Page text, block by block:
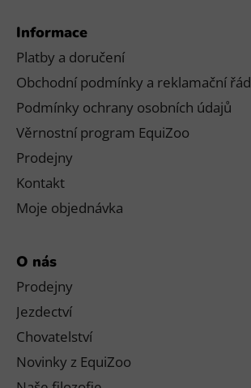
Informace
Platby a doručení
Obchodní podmínky a reklamační řád
Podmínky ochrany osobních údajů
Věrnostní program EquiZoo
Prodejny
Kontakt
Moje objednávka
O nás
Prodejny
Jezdectví
Chovatelství
Novinky z EquiZoo